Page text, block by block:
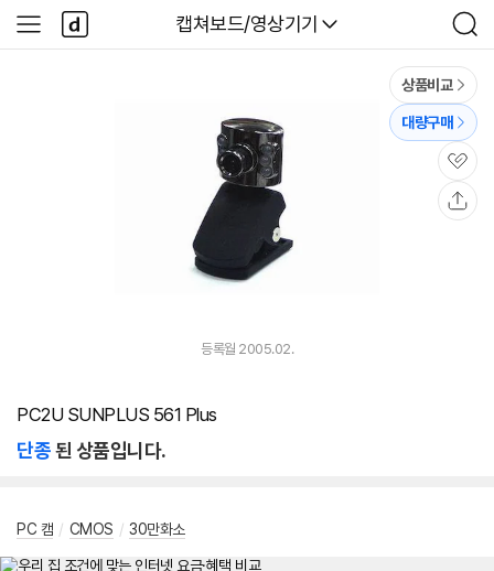
다나와
캡쳐보드/영상기기
검
색
사
이
다
나
와
상품비교
대량구매
관
심
등록월 2005.02.
PC2U SUNPLUS 561 Plus
단종된 상품입니다.
PC 캠 / CMOS / 30만화소